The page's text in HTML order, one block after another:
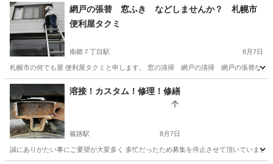
北海道 札幌市 八軒駅 便利屋 北海道 札幌市 琴似駅
無料
網戸の張替 窓ふき などしませんか？ 札幌市
便利屋タクミ
南郷７丁目駅 8月7日
札幌市の何でも屋 便利屋タクミと申します。 窓の清掃 網戸の清掃 網戸の張替な
北海道 札幌市 南郷７丁目駅 便利屋 網戸
溶接！カスタム！修理！修繕
篠路駅 8月7日
誠にありがたい事にご要望が大変多く 多忙だったため募集を停止させて頂いていまし